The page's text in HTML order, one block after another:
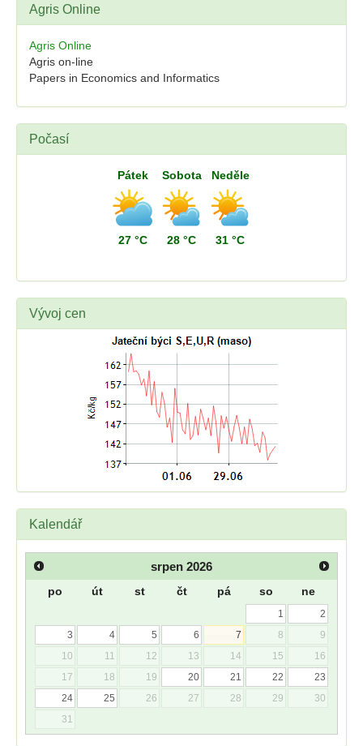
Agris Online
Agris Online
Agris on-line
Papers in Economics and Informatics
Počasí
Pátek
27 °C
Sobota
28 °C
Neděle
31 °C
Vývoj cen
Kalendář
srpen 2026
po út st čt pá so ne
1
2
3
4 5 6 7 8
9
10
11 12 13 14 15
16
17
18 19 20 21 22
23
24
25 26 27 28 29
30
31